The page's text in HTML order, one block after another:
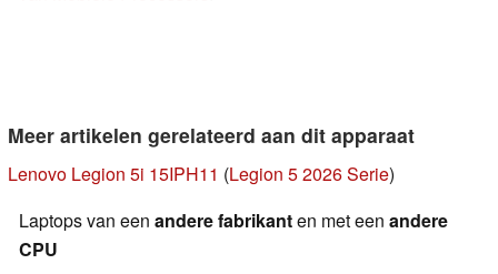
Meer artikelen gerelateerd aan dit apparaat
Lenovo Legion 5i 15IPH11 (Legion 5 2026 Serie)
Laptops van een andere fabrikanten met een andere
CPU